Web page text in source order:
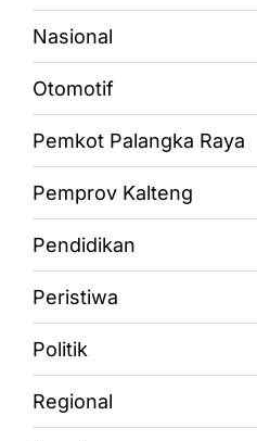
Nasional
Otomotif
Pemkot Palangka Raya
Pemprov Kalteng
Pendidikan
Peristiwa
Politik
Regional